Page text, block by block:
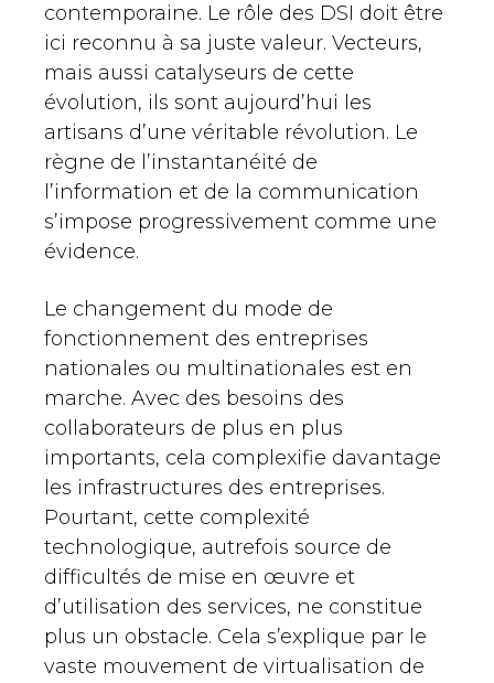
contemporaine. Le rôle des DSI doit être
ici reconnu à sa juste valeur. Vecteurs,
mais aussi catalyseurs de cette
évolution, ils sont aujourd’hui les
artisans d’une véritable révolution. Le
règne de l’instantanéité de
l’information et de la communication
s’impose progressivement comme une
évidence.
Le changement du mode de
fonctionnement des entreprises
nationales ou multinationales est en
marche. Avec des besoins des
collaborateurs de plus en plus
importants, cela complexifie davantage
les infrastructures des entreprises.
Pourtant, cette complexité
technologique, autrefois source de
difficultés de mise en œuvre et
d’utilisation des services, ne constitue
plus un obstacle. Cela s’explique par le
vaste mouvement de virtualisation de